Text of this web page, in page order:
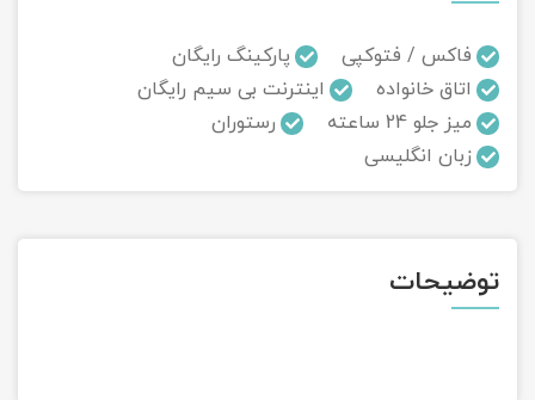
فاکس / فتوکپی
پارکینگ رایگان
اتاق خانواده
اینترنت بی سیم رایگان
میز جلو 24 ساعته
رستوران
زبان انگلیسی
توضیحات
تور مرداب سراوان
تور گلستان
تور سوباتان
تور مرداب هسل